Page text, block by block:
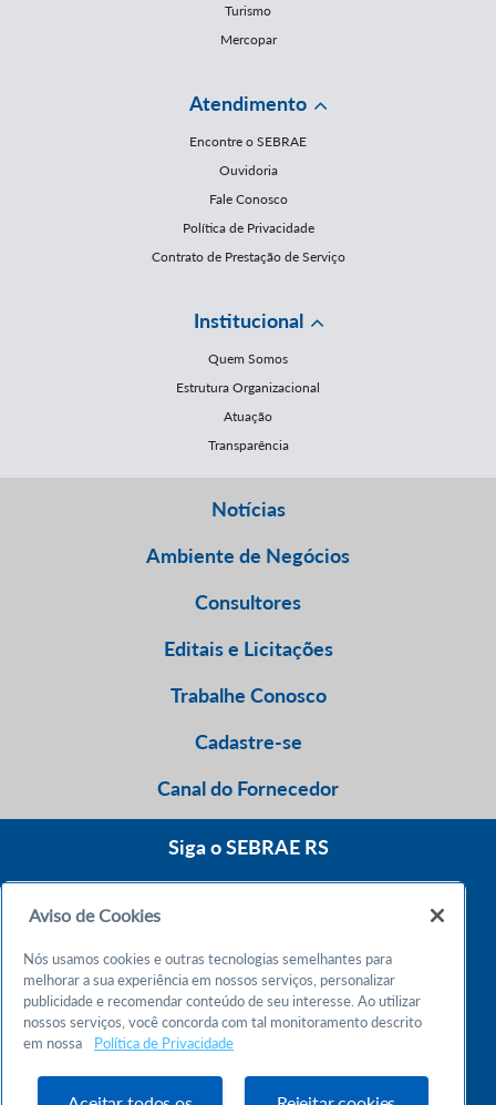
Turismo
Mercopar
Atendimento
Encontre o SEBRAE
Ouvidoria
Fale Conosco
Política de Privacidade
Contrato de Prestação de Serviço
Institucional
Quem Somos
Estrutura Organizacional
Atuação
Transparência
Notícias
Ambiente de Negócios
Consultores
Editais e Licitações
Trabalhe Conosco
Cadastre-se
Canal do Fornecedor
Siga o SEBRAE RS
Atendimento 24h
Chame no WhatsApp
Atendimento das 9h às 18h
Aviso de Cookies
Nós usamos cookies e outras tecnologias semelhantes para
melhorar a sua experiência em nossos serviços, personalizar
publicidade e recomendar conteúdo de seu interesse. Ao utilizar
nossos serviços, você concorda com tal monitoramento descrito
em nossa
Política de Privacidade